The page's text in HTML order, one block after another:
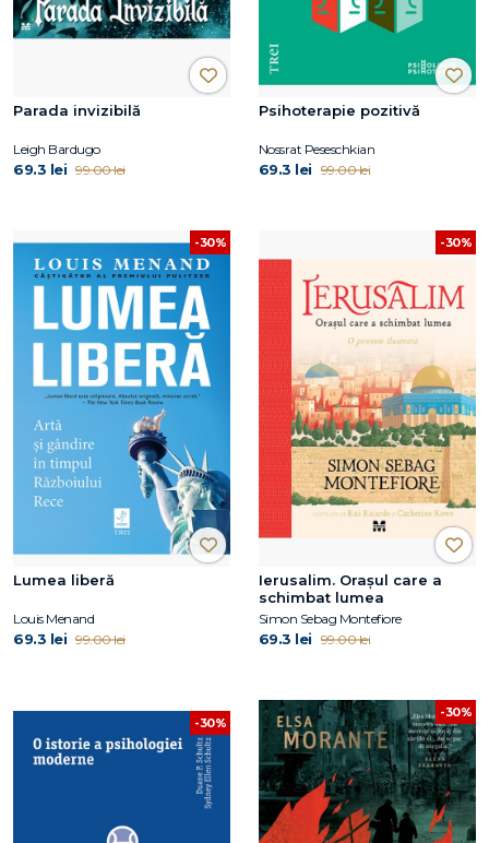
Parada invizibilă
Leigh Bardugo
69.3 lei 99.00 lei
Psihoterapie pozitivă
Nossrat Peseschkian
69.3 lei 99.00 lei
-30%
Lumea liberă
Louis Menand
69.3 lei 99.00 lei
-30%
Ierusalim. Orașul care a
schimbat lumea
Simon Sebag Montefiore
69.3 lei 99.00 lei
-30%
-30%